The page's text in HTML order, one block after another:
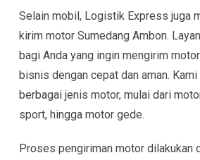
Selain mobil, Logistik Express juga
kirim motor Sumedang Ambon.
bagi Anda yang ingin mengirim
bisnis dengan cepat dan aman. Kami
berbagai jenis motor, mulai dari
sport, hingga motor gede.
Proses pengiriman motor dilakukan